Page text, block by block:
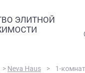
ЭЛИТНОЙ
> Neva Haus > 1-